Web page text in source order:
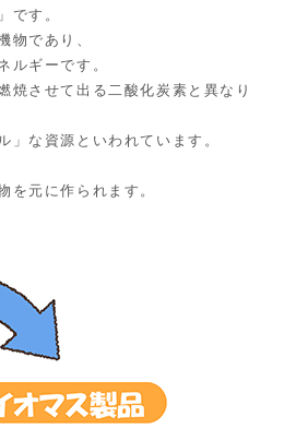
です。
物であり、
ルギーです。
焼させて出る二酸化炭素と異なり
な資源といわれています。
を元に作られます。